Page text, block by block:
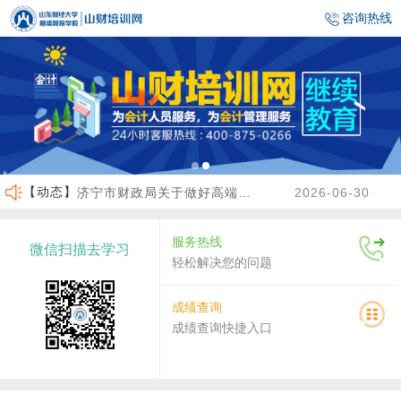
咨询热线
【动态】 2026-06-30
沾化区财政局关于做好2026年度会计人员继续教育有关工作的通知 2026-04-02
关于2026年度济南市会计人员继续教育有关工作的通知 2026-07-29
微信扫描去学习
服务热线
轻松解决您的问题
成绩查询
成绩查询快捷入口